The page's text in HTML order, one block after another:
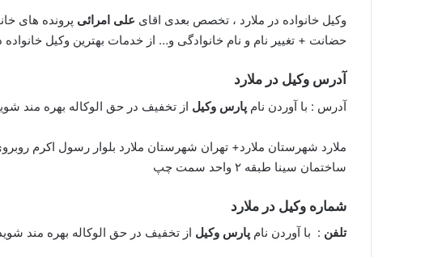
وکیل خانواده در ملارد ، تخصص بعدی اقای علی امرائی پرونده های
حضانت + تغییر نام و نام خانوادگی و… از خدمات بهترین وکیل
آدرس وکیل در ملارد
آدرس : با آوردن نام پارس وکیل از تخفیف در حق الوکاله بهره مند
ملارد شهرستان ملارد+ تهران شهرستان ملارد بلوار رسول اکرم
ساختمان سینا طبقه ٢ واحد سمت چپ
شماره وکیل در ملارد
تلفن : با آوردن نام پارس وکیل از تخفیف در حق الوکاله بهره مند